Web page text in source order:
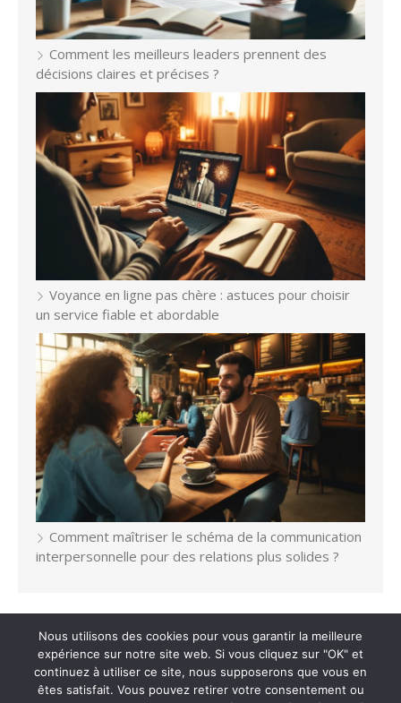
Comment les meilleurs leaders prennent des
décisions claires et précises ?
Voyance en ligne pas chère : astuces pour choisir
un service fiable et abordable
Comment maîtriser le schéma de la communication
interpersonnelle pour des relations plus solides ?
© 2026 B-LUCKY / Propulsé par WordPress
Lab
Nous utilisons des cookies pour vous garantir la meilleure
expérience sur notre site web. Si vous cliquez sur "OK" et
continuez à utiliser ce site, nous supposerons que vous en
êtes satisfait. Vous pouvez retirer votre consentement ou